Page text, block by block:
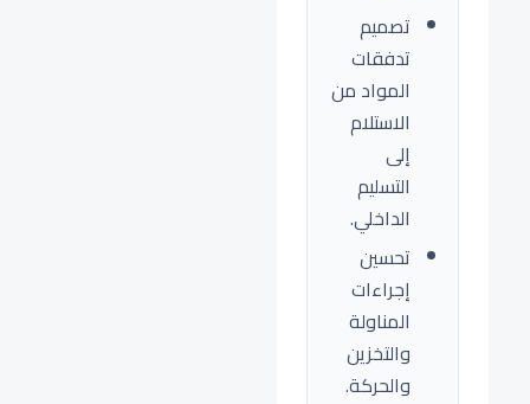
تصميم
تدفقات
المواد من
الاستلام
إلى
التسليم
الداخلي.
تحسين
إجراءات
المناولة
والتخزين
والحركة.